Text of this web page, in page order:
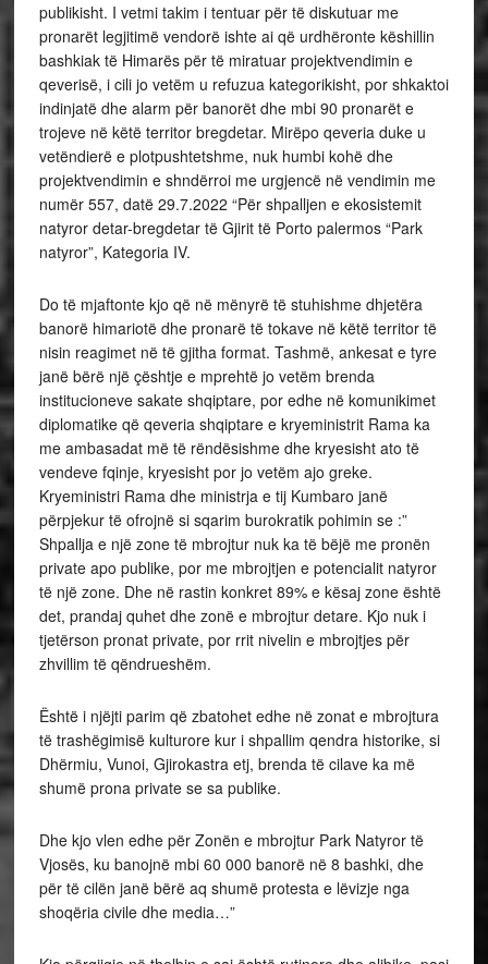
publikisht. I vetmi takim i tentuar për të diskutuar me
pronarët legjitimë vendorë ishte ai që urdhëronte këshillin
bashkiak të Himarës për të miratuar projektvendimin e
qeverisë, i cili jo vetëm u refuzua kategorikisht, por shkaktoi
indinjatë dhe alarm për banorët dhe mbi 90 pronarët e
trojeve në këtë territor bregdetar. Mirëpo qeveria duke u
vetëndierë e plotpushtetshme, nuk humbi kohë dhe
projektvendimin e shndërroi me urgjencë në vendimin me
numër 557, datë 29.7.2022 “Për shpalljen e ekosistemit
natyror detar-bregdetar të Gjirit të Porto palermos “Park
natyror”, Kategoria IV.
Do të mjaftonte kjo që në mënyrë të stuhishme dhjetëra
banorë himariotë dhe pronarë të tokave në këtë territor të
nisin reagimet në të gjitha format. Tashmë, ankesat e tyre
janë bërë një çështje e mprehtë jo vetëm brenda
institucioneve sakate shqiptare, por edhe në komunikimet
diplomatike që qeveria shqiptare e kryeministrit Rama ka
me ambasadat më të rëndësishme dhe kryesisht ato të
vendeve fqinje, kryesisht por jo vetëm ajo greke.
Kryeministri Rama dhe ministrja e tij Kumbaro janë
përpjekur të ofrojnë si sqarim burokratik pohimin se :”
Shpallja e një zone të mbrojtur nuk ka të bëjë me pronën
private apo publike, por me mbrojtjen e potencialit natyror
të një zone. Dhe në rastin konkret 89% e kësaj zone është
det, prandaj quhet dhe zonë e mbrojtur detare. Kjo nuk i
tjetërson pronat private, por rrit nivelin e mbrojtjes për
zhvillim të qëndrueshëm.
Është i njëjti parim që zbatohet edhe në zonat e mbrojtura
të trashëgimisë kulturore kur i shpallim qendra historike, si
Dhërmiu, Vunoi, Gjirokastra etj, brenda të cilave ka më
shumë prona private se sa publike.
Dhe kjo vlen edhe për Zonën e mbrojtur Park Natyror të
Vjosës, ku banojnë mbi 60 000 banorë në 8 bashki, dhe
për të cilën janë bërë aq shumë protesta e lëvizje nga
shoqëria civile dhe media…”